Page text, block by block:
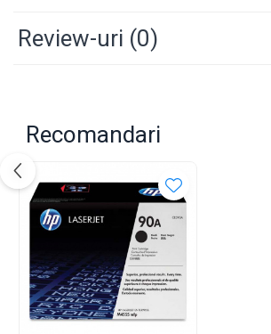
Review-uri (0)
Recomandari